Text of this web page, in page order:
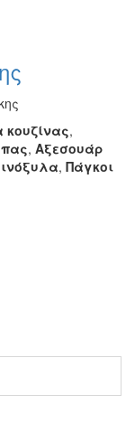
κουζίνας,
, Αξεσουάρ
, Πάγκοι